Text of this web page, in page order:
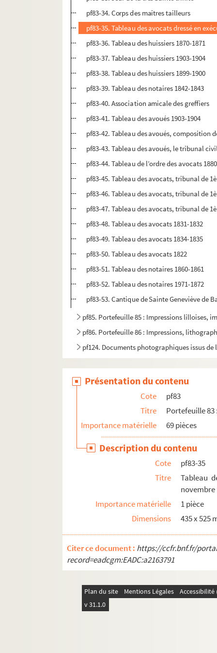
pf83-34. Corps des maitres tailleurs
pf83-35. Tableau des avocats dressé en
pf83-36. Tableau des huissiers 1870-1871
pf83-37. Tableau des huissiers 1903-1904
pf83-38. Tableau des huissiers 1899-1900
pf83-39. Tableau des notaires 1842-1843
pf83-40. Association amicale des greffiers
pf83-41. Tableau des avoués 1903-1904
pf83-42. Tableau des avoués, composition
pf83-43. Tableau des avoués, le tribunal
pf83-44. Tableau de l’ordre des avocats
pf83-45. Tableau des avocats, tribunal de
pf83-46. Tableau des avocats, tribunal de
pf83-47. Tableau des avocats, tribunal de
pf83-48. Tableau des avocats 1831-1832
pf83-49. Tableau des avocats 1834-1835
pf83-50. Tableau des avocats 1822
pf83-51. Tableau des notaires 1860-1861
pf83-52. Tableau des notaires 1971-1872
pf83-53. Cantique de Sainte Geneviève de
pf85. Portefeuille 85 : Impressions lilloises,
pf86. Portefeuille 86 : Impressions,
pf124. Documents photographiques issus
Présentation du contenu
Cote
pf83
Titre
Portefeuille 83
Importance matérielle
69 pièces
Description du contenu
Cote
pf83-35
Titre
Tableau
novembre
Importance matérielle
1 pièce
Dimensions
435 x 525
Citer ce document : https://ccfr.bnf.fr/
record=eadcgm:EADC:a2163791
Plan du site Mentions Légales
v 31.1.0